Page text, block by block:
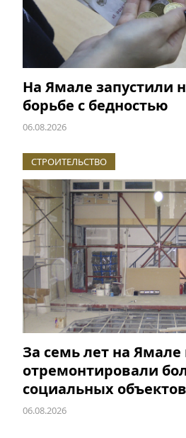
На Ямале запустили
борьбе с бедностью
06.08.2026
СТРОИТЕЛЬСТВО
За семь лет на Ямале
отремонтировали
социальных объектов
06.08.2026